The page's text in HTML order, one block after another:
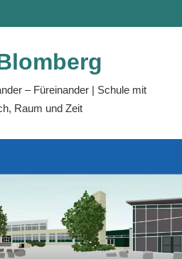
– Füreinander | Schule mit
Raum und Zeit